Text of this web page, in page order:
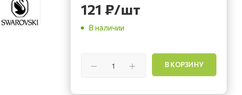
121 ₽/шт
В наличии
В КОРЗИНУ